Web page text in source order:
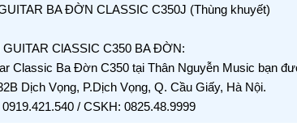
BA ĐỜN CLASSIC C350J (Thùng khuyết)
ClASSIC C350 BA ĐỜN:
Classic Ba Đờn C350 tại Thân Nguyễn Music bạn
Dịch Vọng, P.Dịch Vọng, Q. Cầu Giấy, Hà Nội.
/ CSKH: 0825.48.9999